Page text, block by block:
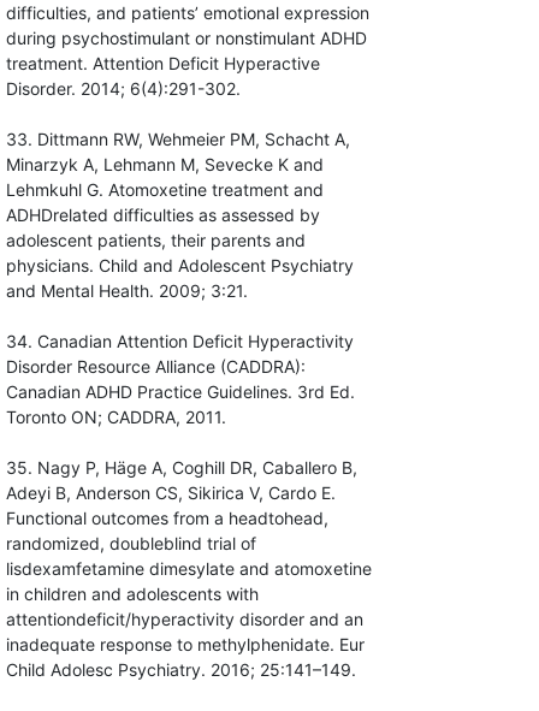
difficulties, and patients’ emotional expression
during psychostimulant or nonstimulant ADHD
treatment. Attention Deficit Hyperactive
Disorder. 2014; 6(4):291-302.
33. Dittmann RW, Wehmeier PM, Schacht A,
Minarzyk A, Lehmann M, Sevecke K and
Lehmkuhl G. Atomoxetine treatment and
ADHDrelated difficulties as assessed by
adolescent patients, their parents and
physicians. Child and Adolescent Psychiatry
and Mental Health. 2009; 3:21.
34. Canadian Attention Deficit Hyperactivity
Disorder Resource Alliance (CADDRA):
Canadian ADHD Practice Guidelines. 3rd Ed.
Toronto ON; CADDRA, 2011.
35. Nagy P, Häge A, Coghill DR, Caballero B,
Adeyi B, Anderson CS, Sikirica V, Cardo E.
Functional outcomes from a headtohead,
randomized, doubleblind trial of
lisdexamfetamine dimesylate and atomoxetine
in children and adolescents with
attentiondeficit/hyperactivity disorder and an
inadequate response to methylphenidate. Eur
Child Adolesc Psychiatry. 2016; 25:141–149.